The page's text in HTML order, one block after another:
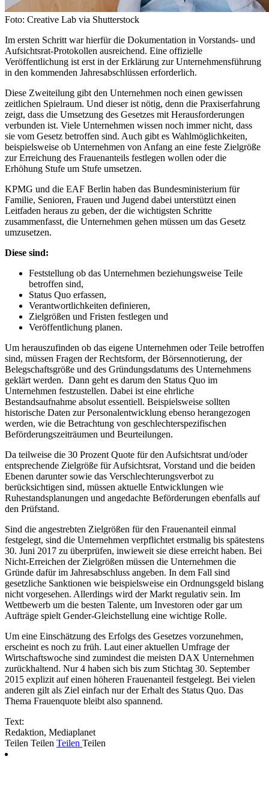
Foto: Creative Lab via Shutterstock
Im ersten Schritt war hierfür die Dokumentation in Vorstands- und
Aufsichtsrat-Protokollen ausreichend. Eine offizielle
Veröffentlichung ist erst in der Erklärung zur Unternehmensführung
in den kommenden Jahresabschlüssen erforderlich.
Diese Zweiteilung gibt den Unternehmen noch einen gewissen
zeitlichen Spielraum. Und dieser ist nötig, denn die Praxiserfahrung
zeigt, dass die Umsetzung des Gesetzes mit Herausforderungen
verbunden ist. Viele Unternehmen wissen noch immer nicht, dass
sie vom Gesetz betroffen sind. Auch gibt es Wahlmöglichkeiten,
beispielsweise ob Unternehmen von Anfang an eine feste Zielgröße
zur Erreichung des Frauenanteils festlegen wollen oder die
Erhöhung Stufe um Stufe umsetzen.
KPMG und die EAF Berlin haben das Bundesministerium für
Familie, Senioren, Frauen und Jugend dabei unterstützt einen
Leitfaden heraus zu geben, der die wichtigsten Schritte
zusammenfasst, die Unternehmen gehen müssen um das Gesetz
umzusetzen.
Diese sind:
Feststellung ob das Unternehmen beziehungsweise Teile
betroffen sind,
Status Quo erfassen,
Verantwortlichkeiten definieren,
Zielgrößen und Fristen festlegen und
Veröffentlichung planen.
Um herauszufinden ob das eigene Unternehmen oder Teile betroffen
sind, müssen Fragen der Rechtsform, der Börsennotierung, der
Belegschaftsgröße und des Gründungsdatums des Unternehmens
geklärt werden. Dann geht es darum den Status Quo im
Unternehmen festzustellen. Dabei ist eine ehrliche
Bestandsaufnahme absolut essentiell. Beispielsweise sollten
historische Daten zur Personalentwicklung ebenso herangezogen
werden, wie die Betrachtung von geschlechterspezifischen
Beförderungszeiträumen und Beurteilungen.
Da teilweise die 30 Prozent Quote für den Aufsichtsrat und/oder
entsprechende Zielgröße für Aufsichtsrat, Vorstand und die beiden
Ebenen darunter sowie das Verschlechterungsverbot zu
berücksichtigen sind, müssen aktuelle Entwicklungen wie
Ruhestandsplanungen und angedachte Beförderungen ebenfalls auf
den Prüfstand.
Sind die angestrebten Zielgrößen für den Frauenanteil einmal
festgelegt, sind die Unternehmen verpflichtet erstmalig bis spätestens
30. Juni 2017 zu überprüfen, inwieweit sie diese erreicht haben. Bei
Nicht-Erreichen der Zielgrößen müssen die Unternehmen die
Gründe dafür im Jahresabschluss angeben. In dem Fall sind
gesetzliche Sanktionen wie beispielsweise ein Ordnungsgeld bislang
nicht vorgesehen. Allerdings wird der Markt regulativ sein. Im
Wettbewerb um die besten Talente, um Investoren oder gar um
Aufträge spielt Gender-Gleichstellung eine wichtige Rolle.
Um eine Einschätzung des Erfolgs des Gesetzes vorzunehmen,
erscheint es noch zu früh. Laut einer aktuellen Umfrage der
Wirtschaftswoche sind zumindest die meisten DAX Unternehmen
zurückhaltend. Nur 4 haben sich bis zum Stichtag 30. September
2015 explizit auf einen höheren Frauenanteil festgelegt. Bei vielen
anderen gilt als Ziel einfach nur der Erhalt des Status Quo. Das
Thema Frauenquote bleibt also spannend.
Text:
Redaktion, Mediaplanet
Teilen Teilen Teilen Teilen